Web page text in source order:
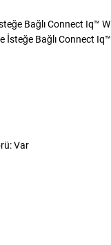
Bağlı Connect Iq™
İsteğe Bağlı Connect
Var